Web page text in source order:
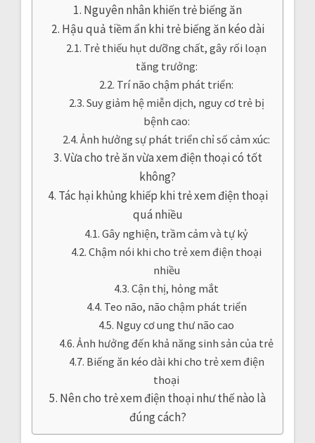
Nguyên nhân khiến trẻ biếng ăn
Hậu quả tiềm ẩn khi trẻ biếng ăn kéo dài
Trẻ thiếu hụt dưỡng chất, gây rối loạn
tăng trưởng:
Trí não chậm phát triển:
Suy giảm hệ miễn dịch, nguy cơ trẻ bị
bệnh cao:
Ảnh hưởng sự phát triển chỉ số cảm xúc:
Vừa cho trẻ ăn vừa xem điện thoại có tốt
không?
Tác hại khủng khiếp khi trẻ xem điện thoại
quá nhiều
Gây nghiện, trầm cảm và tự kỷ
Chậm nói khi cho trẻ xem điện thoại
nhiều
Cận thị, hỏng mắt
Teo não, não chậm phát triển
Nguy cơ ung thư não cao
Ảnh hưởng đến khả năng sinh sản của trẻ
Biếng ăn kéo dài khi cho trẻ xem điện
thoại
Nên cho trẻ xem điện thoại như thế nào là
đúng cách?